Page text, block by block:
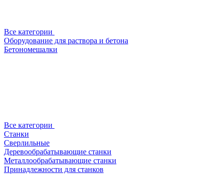
Все категории
Оборудование для раствора и бетона
Бетономешалки
Все категории
Станки
Сверлильные
Деревообрабатывающие станки
Металлообрабатывающие станки
Принадлежности для станков